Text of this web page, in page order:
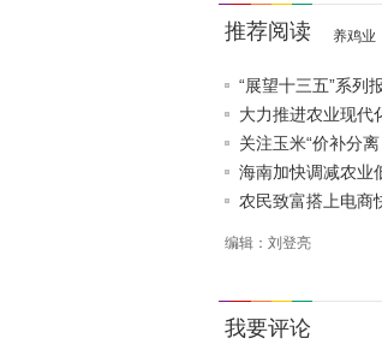
推荐阅读 养鸡业
“展望十三五”系列
大力推进农业现代
关注玉米“价补分离
海南加快调减农业
农民致富搭上电商
编辑：刘登亮